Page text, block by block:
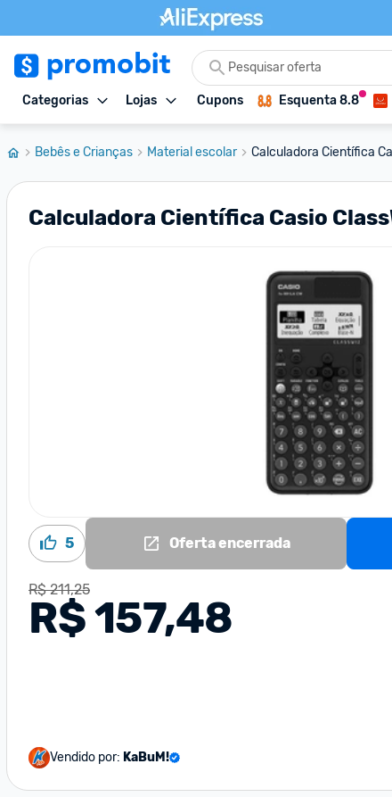
Categorias Lojas Cupons Esquenta 8.8
Bebês e Crianças Material escolar Calculadora Científica
Calculadora Científica Casio
5 Oferta encerrada
R$ 211,25
R$ 157,48
Vendido por: KaBuM!